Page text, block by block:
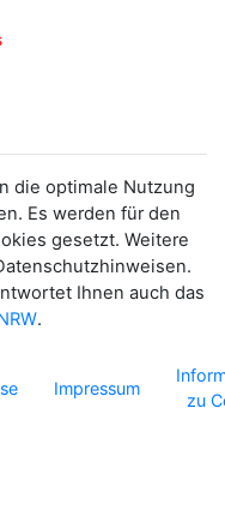
die optimale Nutzung
Es werden für den
gesetzt. Weitere
Ihnen auch das
.
Impressum
zu